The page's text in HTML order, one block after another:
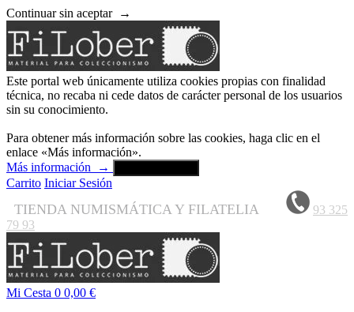
Continuar sin aceptar →
Este portal web únicamente utiliza cookies propias con finalidad
técnica, no recaba ni cede datos de carácter personal de los usuarios
sin su conocimiento.
Para obtener más información sobre las cookies, haga clic en el
enlace «Más información».
Más información
→
Carrito Iniciar Sesión
TIENDA NUMISMÁTICA Y FILATELIA
93 325
79 93
Mi Cesta 0 0,00 €